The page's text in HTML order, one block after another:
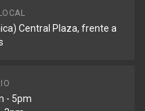
Central Plaza, frente a
- 5pm